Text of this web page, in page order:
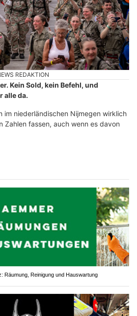
REDAKTION
Kein Sold, kein Befehl, und
alle da.
im niederländischen Nijmegen wirklich
Zahlen fassen, auch wenn es davon
Räumung, Reinigung und Hauswartung